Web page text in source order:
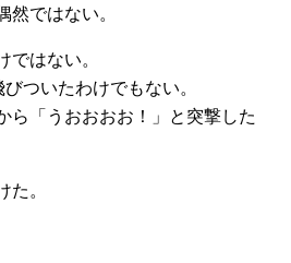
然ではない。
はない。
ついたわけでもない。
ら「うおおおお！」と突撃した
。